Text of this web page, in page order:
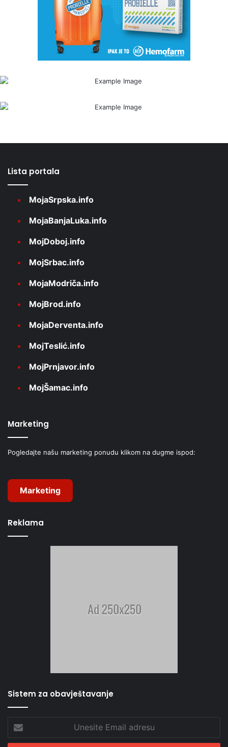
Lista portala
MojaSrpska.info
MojaBanjaLuka.info
MojDoboj.info
MojSrbac.info
MojaModriča.info
MojBrod.info
MojaDerventa.info
MojTeslić.info
MojPrnjavor.info
MojŠamac.info
Marketing
Pogledajte našu marketing ponudu klikom na dugme ispod:
Marketing
Reklama
Sistem za obavještavanje
Email
adresu